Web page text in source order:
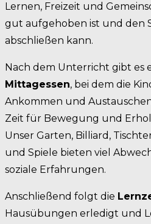
Lernen, Freizeit und
gut aufgehoben ist und den
abschließen kann.
Nach dem Unterricht gibt es
Mittagessen, bei dem die
Ankommen und
Zeit für Bewegung und
Unser Garten, Billiard,
und Spiele bieten viel
soziale Erfahrungen.
Anschließend folgt die
Hausübungen erledigt und